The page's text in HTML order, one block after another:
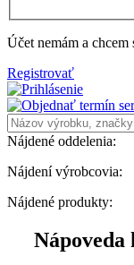
Účet nemám a chcem
Registrovať
Nájdené oddelenia:
Nájdení výrobcovia:
Nájdené produkty: